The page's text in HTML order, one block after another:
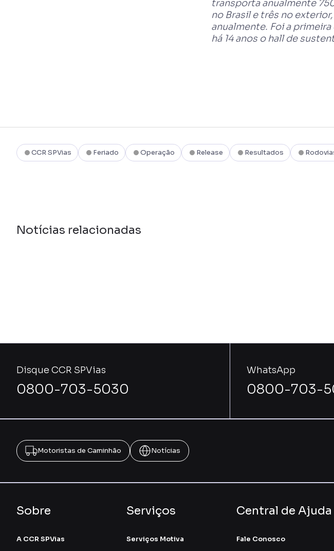
transporta anualmente
no Brasil e três no
anualmente. Foi a
há 14 anos o hall de
CCR SPVias Feriado Operação Release Resultados
Notícias relacionadas
Disque CCR SPVias
0800-703-5030
WhatsApp
0800-703-
Motoristas de Caminhão Notícias
Sobre
A CCR SPVias
Serviços
Serviços Motiva
Central de Ajuda
Fale Conosco